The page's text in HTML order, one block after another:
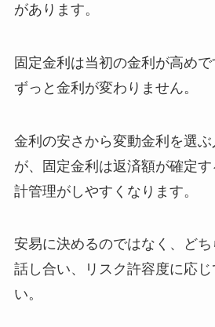
があります。
固定金利は当初の金利が高め
ずっと金利が変わりません。
金利の安さから変動金利を選
が、固定金利は返済額が確定
計管理がしやすくなります。
安易に決めるのではなく、ど
話し合い、リスク許容度に応
い。